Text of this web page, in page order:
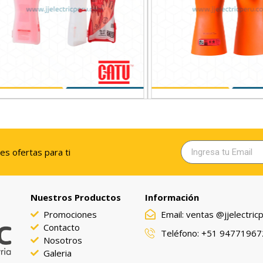
DE PLASTICO PROTECCION UV
GUANTES AISLANTES CATU
GUANTES AISLANTES
CL0 T-9 NARANJA 500V
ofertas para ti
Nuestros Productos
Promociones
Contacto
Nosotros
Galeria
Información
Email: ventas
Teléfono: +51